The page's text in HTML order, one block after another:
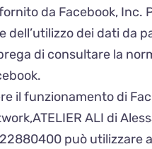
da Facebook, Inc.
dell’utilizzo dei dati da
di consultare la
il funzionamento di
ALI di
può utilizzare